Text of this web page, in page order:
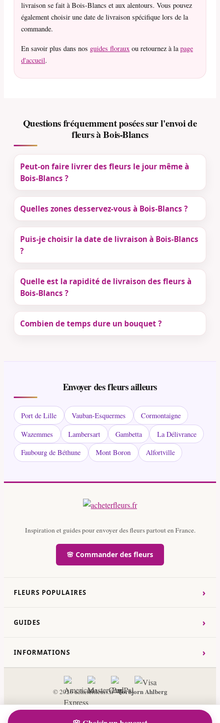
livraison se fait à Bois-Blancs et aux alentours. Vous pouvez
également choisir une date de livraison spécifique lors de la
commande.
En savoir plus dans nos guides floraux ou retournez à lapage
d'accueil.
Questions fréquemment posées sur l'envoi de
fleurs à Bois-Blancs
Peut-on faire livrer des fleurs le jour même à
Bois-Blancs ?
Quelles zones desservez-vous à Bois-Blancs ?
Puis-je choisir la date de livraison à Bois-Blancs
?
Quelle est la rapidité de livraison des fleurs à
Bois-Blancs ?
Combien de temps dure un bouquet ?
Envoyer des fleurs ailleurs
Port de Lille Vauban-Esquermes
Cormontaigne
Wazemmes
Lambersart Gambetta
La Délivrance
Faubourg de Béthune
Mont Boron Alfortville
Inspiration et guides pour envoyer des fleurs partout en France.
🌸 Commander des fleurs
FLEURS POPULAIRES ›
GUIDES ›
INFORMATIONS ›
© 2026 acheterfleurs.fr ·Torbjorn Ahlberg